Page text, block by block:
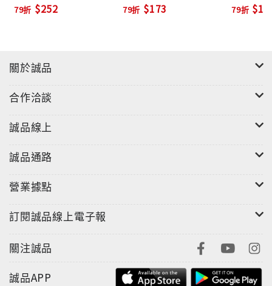
79折 $252 79折 $173 79折
關於誠品
合作洽談
誠品線上
誠品通路
營業據點
訂閱誠品線上電子報
關注誠品
誠品APP